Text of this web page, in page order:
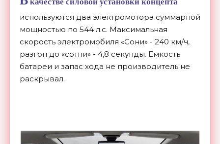
используются два электромотора суммарной
мощностью по 544 л.с. Максимальная
скорость электромобиля «Сони» - 240 км/ч,
разгон до «сотни» - 4,8 секунды. Емкость
батареи и запас хода не производитель не
раскрывал.